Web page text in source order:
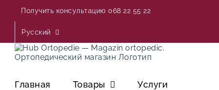
content
Получить консультацию 068 22 55 22
Русский
Главная Товары Услуги